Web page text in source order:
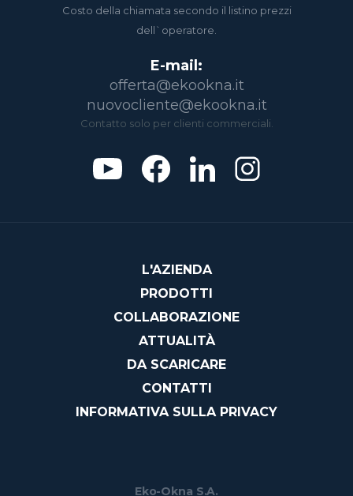
Costo della chiamata secondo il listino prezzi
dell`operatore.
E-mail:
offerta@ekookna.it
nuovocliente@ekookna.it
Contatto solo per clienti commerciali.
L'AZIENDA
PRODOTTI
COLLABORAZIONE
ATTUALITÀ
DA SCARICARE
CONTATTI
INFORMATIVA SULLA PRIVACY
Eko-Okna S.A.